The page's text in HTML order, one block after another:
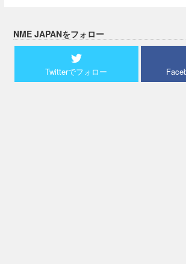
NME JAPANをフォロー
Twitterでフォロー